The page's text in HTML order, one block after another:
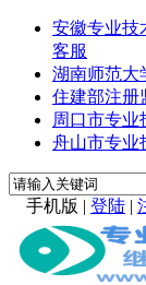
安徽专业技
客服
湖南师范大
住建部注册
周口市专业
舟山市专业
手机版 | 登陆 |